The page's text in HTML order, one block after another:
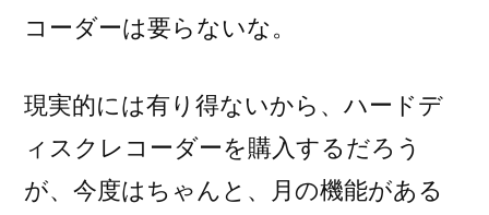
コーダーは要らないな。
現実的には有り得ないから、ハードデ
ィスクレコーダーを購入するだろう
が、今度はちゃんと、月の機能がある